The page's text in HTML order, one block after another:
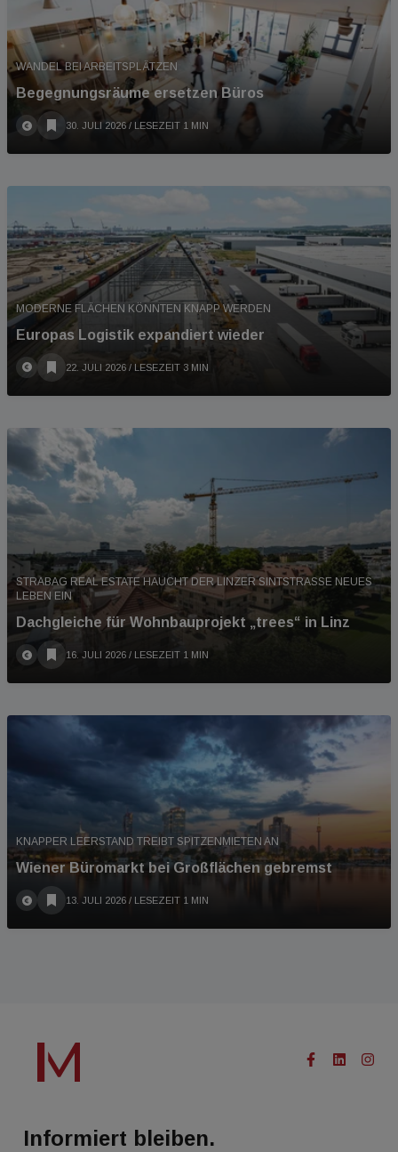
WANDEL BEI ARBEITSPLÄTZEN
Begegnungsräume ersetzen Büros
30. JULI 2026 / LESEZEIT 1 MIN
MODERNE FLÄCHEN KÖNNTEN KNAPP WERDEN
Europas Logistik expandiert wieder
22. JULI 2026 / LESEZEIT 3 MIN
STRABAG REAL ESTATE HAUCHT DER LINZER SINTSTRASSE NEUES L
EBEN EIN
Dachgleiche für Wohnbauprojekt „trees“ in Linz
16. JULI 2026 / LESEZEIT 1 MIN
KNAPPER LEERSTAND TREIBT SPITZENMIETEN AN
Wiener Büromarkt bei Großflächen gebremst
13. JULI 2026 / LESEZEIT 1 MIN
Informiert bleiben.